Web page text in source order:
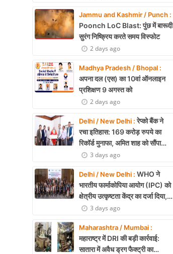
Literature
History Speaks
Contact Us
Jammu and Kashmir / Punch :
Poonch LoC Blast: पुंछ में बारूदी
सुरंग निष्क्रिय करते समय विस्फोट
2 days ago
Madhya Pradesh / Bhopal :
अपना दल (एस) का 10वां ऑनलाइन
प्रशिक्षण 9 अगस्त को
2 days ago
Delhi / New Delhi :रेप्को बैंक ने
रचा इतिहास: 169 करोड़ रुपये का
रिकॉर्ड मुनाफा, अमित शाह को सौंपा
22.90 करोड़ का लाभांश
3 days ago
Delhi / New Delhi : WHO ने
भारतीय फार्माकोपिया आयोग (IPC) को
क्षेत्रीय उत्कृष्टता केंद्र का दर्जा दिया,
दक्षिण-पूर्व एशिया में भारत की बड़ी
3 days ago
Maharashtra / Mumbai :
महाराष्ट्र में DRI की बड़ी कार्रवाई:
सातारा में अवैध ड्रग फैक्ट्री का